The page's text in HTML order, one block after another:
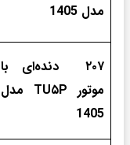
مدل 1405
۲۰۷ دنده‌ای با
موتور TU۵P مدل
1405